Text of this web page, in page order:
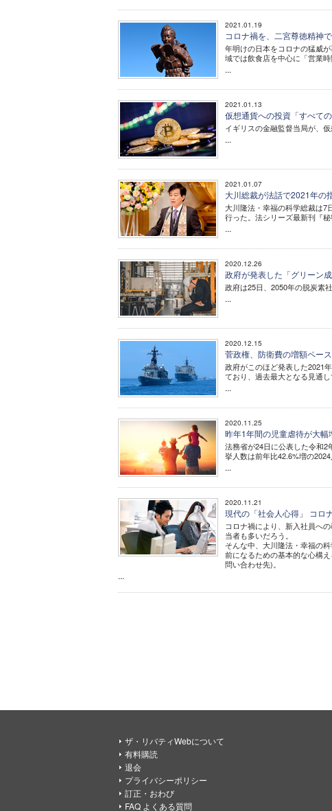
2021.01.19
コロナ禍を、二宮尊徳精神
年明けの日本をコロナの猛威
域では飲食店を中心に「営業
...
2021.01.13
仮想通貨への投資「すべて
イギリスの金融監督当局が、
...
2021.01.07
大川総裁が法話で2021年の
大川隆法・幸福の科学総裁は7
行った。法シリーズ最新刊『
...
2020.12.26
政府が発表した「グリーン
政府は25日、2050年の脱炭素
...
2020.12.15
菅政権、防衛費の増額ペー
政府がこのほど発表した2021
ており、過去最大となる見通し
...
2020.11.25
昨年1年間の児童虐待が大
法務省が24日に公表した令和
挙人数は前年比42.6%増の
...
2020.11.21
現代の「社会人心得」 コロ
コロナ禍により、新入社員へ
当者も多いだろう。
そんな中、大川隆法・幸福の
前になるための基本的な心構
問い合わせ先)。
...
ザ・リバティWebについて
有料購読
退会
プライバシーポリシー
訂正・おわび
FAQ よくある質問